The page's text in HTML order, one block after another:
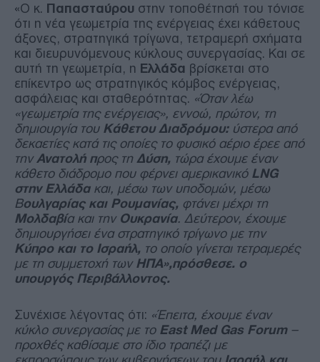
«Ο κ. Παπασταύρου στην τοποθέτησή του τόνισε
ότι η νέα γεωμετρία της ενέργειας έχει κάθετους
άξονες, στρατηγικά τρίγωνα, τετραμερή σχήματα
και διευρυνόμενους κύκλους συνεργασίας. Και σε
αυτή τη γεωμετρία, η Ελλάδα βρίσκεται στο
επίκεντρο ως στρατηγικός κόμβος ενέργειας,
ασφάλειας και σταθερότητας. «Όταν λέω
«γεωμετρία της ενέργειας», εννοώ, πρώτον, τη
δημιουργία του Κάθετου Διαδρόμου:ύστερα από
δεκαετίες κατά τις οποίες το φυσικό αέριο έρεε από
την Ανατολή προς τη Δύση, τώρα έχουμε έναν
κάθετο διάδρομο που φέρνει αμερικανικό LNG
στην Ελλάδακαι, μέσω των υποδομών, μέσω
Βουλγαρίας και Ρουμανίας, φτάνει μέχρι τη
Μολδαβία και την Ουκρανία. Δεύτερον, έχουμε
δημιουργήσει ένα στρατηγικό τρίγωνο με την
Κύπρο και το Ισραήλ, το οποίο γίνεται τετραμερές
με τη συμμετοχή των ΗΠΑ»,πρόσθεσε. ο
υπουργός Περιβάλλοντος.
Συνέχισε λέγοντας ότι: «Έπειτα, έχουμε έναν
κύκλο συνεργασίας με το East Med Gas Forum–
προχθές καθίσαμε στο ίδιο τραπέζι με